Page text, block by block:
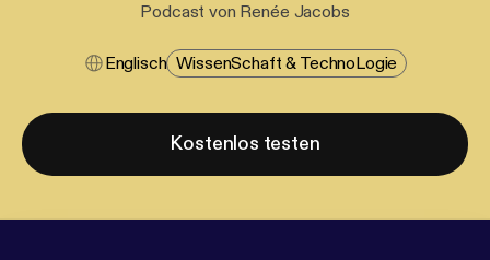
Podcast von Renée Jacobs
Englisch Wissen​schaft & Techno​logie
Kostenlos testen